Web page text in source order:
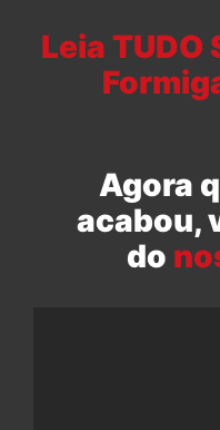
Leia TUDO
Agora
acabou,
do